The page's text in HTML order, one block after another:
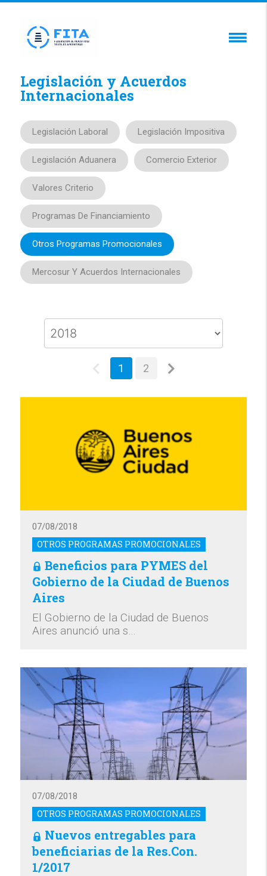
Legislación y Acuerdos
Internacionales
Legislación Laboral Legislación Impositiva
Legislación Aduanera Comercio Exterior
Valores Criterio
Programas De Financiamiento
Otros Programas Promocionales
Mercosur Y Acuerdos Internacionales
1 2
OTROS PROGRAMAS PROMOCIONALES
07/08/2018
Beneficios para PYMES del
Gobierno de la Ciudad de Buenos
Aires
El Gobierno de la Ciudad de Buenos
Aires anunció una s…
OTROS PROGRAMAS PROMOCIONALES
07/08/2018
Nuevos entregables para
beneficiarias de la Res.Con.
1/2017